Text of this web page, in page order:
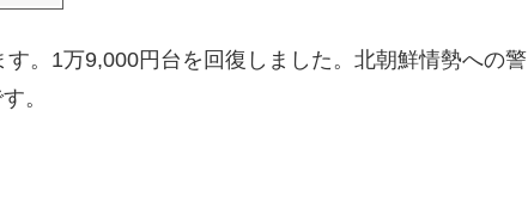
。1万9,000円台を回復しました。北朝鮮情勢への警
。